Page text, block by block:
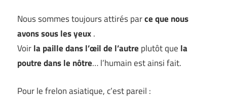
Nous sommes toujours attirés parce que nous
avons sous les yeux.
Voirla paille dans l’œil de l’autre plutôt que la
poutre dans le nôtre… l’humain est ainsi fait.
Pour le frelon asiatique, c’est pareil :